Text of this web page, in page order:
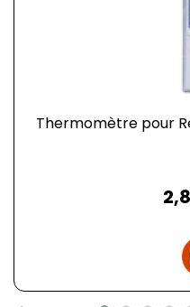
Thermomètre pour